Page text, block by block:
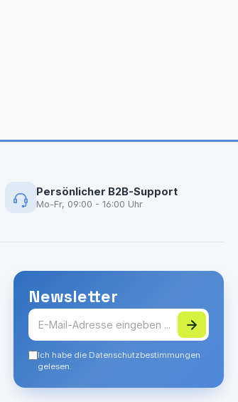
Persönlicher B2B-Support
Mo-Fr, 09:00 - 16:00 Uhr
Newsletter
Ich habe die Datenschutzbestimmungen
gelesen.